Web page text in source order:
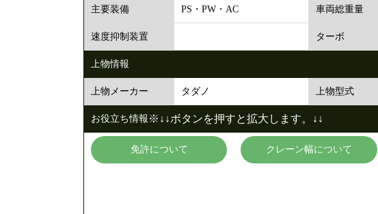
主要装備 PS・PW・AC 車両総重量
速度抑制装置 ターボ
上物情報
上物メーカー タダノ 上物型式
お役立ち情報 ※↓↓ボタンを押すと拡大します。↓↓
免許について クレーン幅について